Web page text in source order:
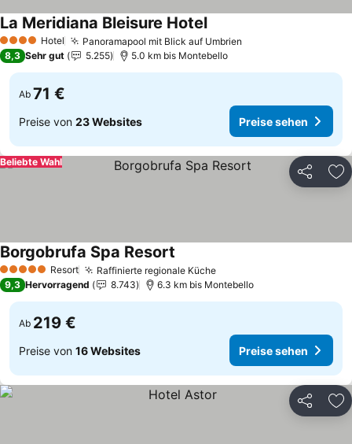
4 Sterne Hotel Panoramapool mit Blick auf Umbrien
La Meridiana Bleisure Hotel
8,3 Sehr gut 5.255 5.0 km bis Montebello
Ab 71 €
Preise von 23 Websites Preise sehen
Teilen
Beliebte Wahl
5 Sterne Resort Raffinierte regionale Küche
Borgobrufa Spa Resort
9,3 Hervorragend 8.743 6.3 km bis Montebello
Ab 219 €
Preise von 16 Websites Preise sehen
Teilen